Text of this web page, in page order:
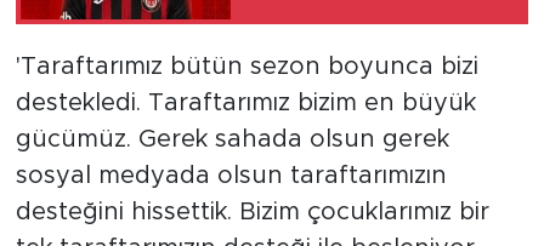
'Taraftarımız bütün sezon boyunca bizi
destekledi. Taraftarımız bizim en büyük
gücümüz. Gerek sahada olsun gerek
sosyal medyada olsun taraftarımızın
desteğini hissettik. Bizim çocuklarımız bir